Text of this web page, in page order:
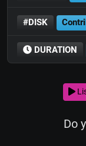
#DISK
DURATION
Do